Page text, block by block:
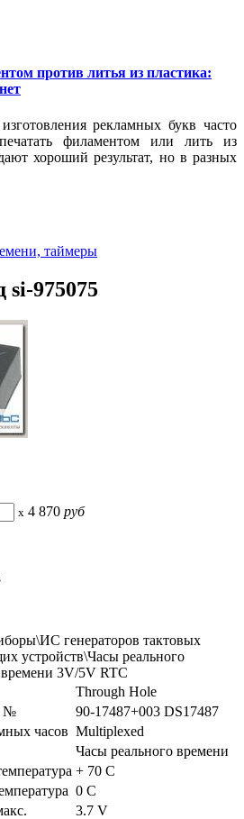
против литья из пластика:
рекламных букв часто
филаментом или лить из
хороший результат, но в разных
таймеры
si-975075
x 4 870 руб
генераторов тактовых
устройств\Часы реального
3V/5V RTC
Through Hole
№
90-17487+003 DS17487
часов Multiplexed
Часы реального времени
+ 70 C
0 C
3.7 V